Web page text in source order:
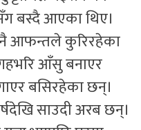
बस्दै आएका थिए।
आफन्तले कुरिरहेका
आँसु बनाएर
बसिरहेका छन्।
साउदी अरब छन्।